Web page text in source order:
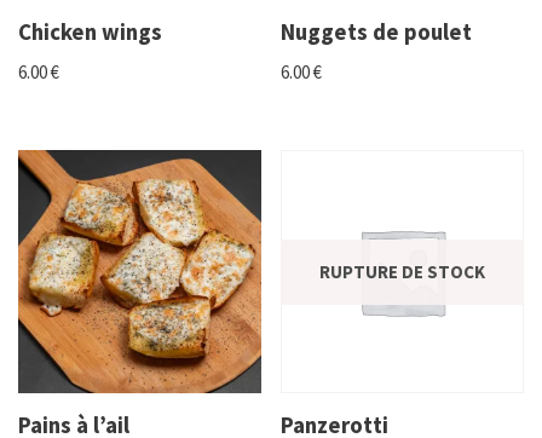
Chicken wings
6.00€
Nuggets de poulet
6.00€
Pains à l’ail
RUPTURE DE STOCK
Panzerotti